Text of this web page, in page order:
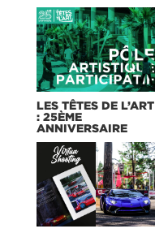
LES TÊTES DE L’ART
: 25ÈME
ANNIVERSAIRE